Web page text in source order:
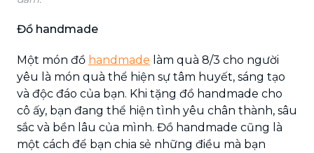
Đồ handmade
Một món đồ handmade làm quà 8/3 cho người
yêu là món quà thể hiện sự tâm huyết, sáng tạo
và độc đáo của bạn. Khi tặng đồ handmade cho
cô ấy, bạn đang thể hiện tình yêu chân thành, sâu
sắc và bền lâu của mình. Đồ handmade cũng là
một cách để bạn chia sẻ những điều mà bạn